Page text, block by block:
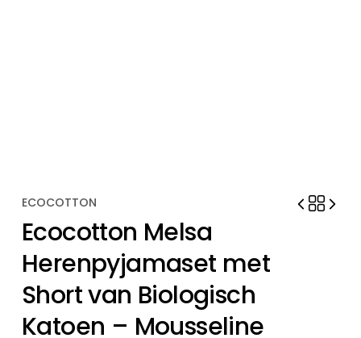
ECOCOTTON
Ecocotton Melsa
Herenpyjamaset met
Short van Biologisch
Katoen – Mousseline